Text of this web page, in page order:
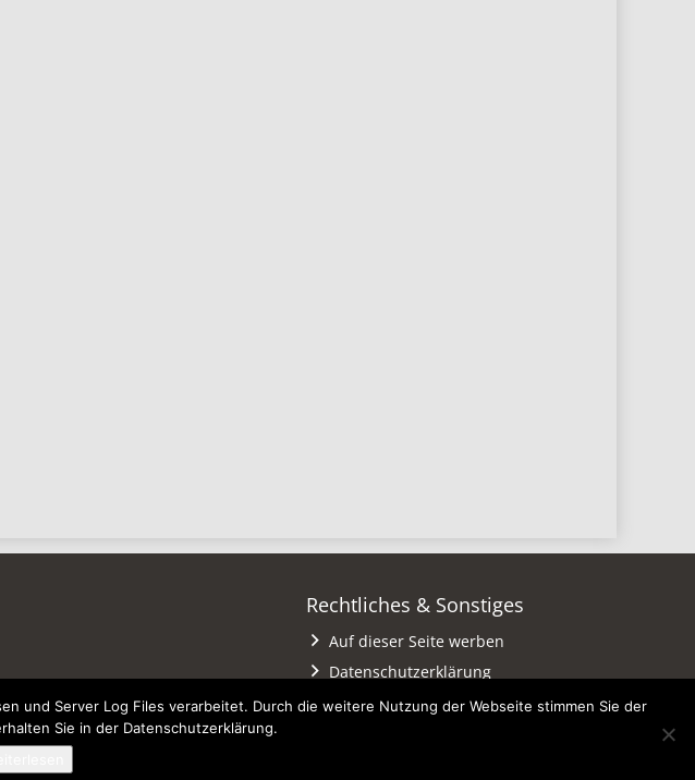
Rechtliches & Sonstiges
Auf dieser Seite werben
Datenschutzerklärung
Impressum
und Server Log Files verarbeitet. Durch die weitere Nutzung der Webseite stimmen Sie der
Sie in der Datenschutzerklärung.